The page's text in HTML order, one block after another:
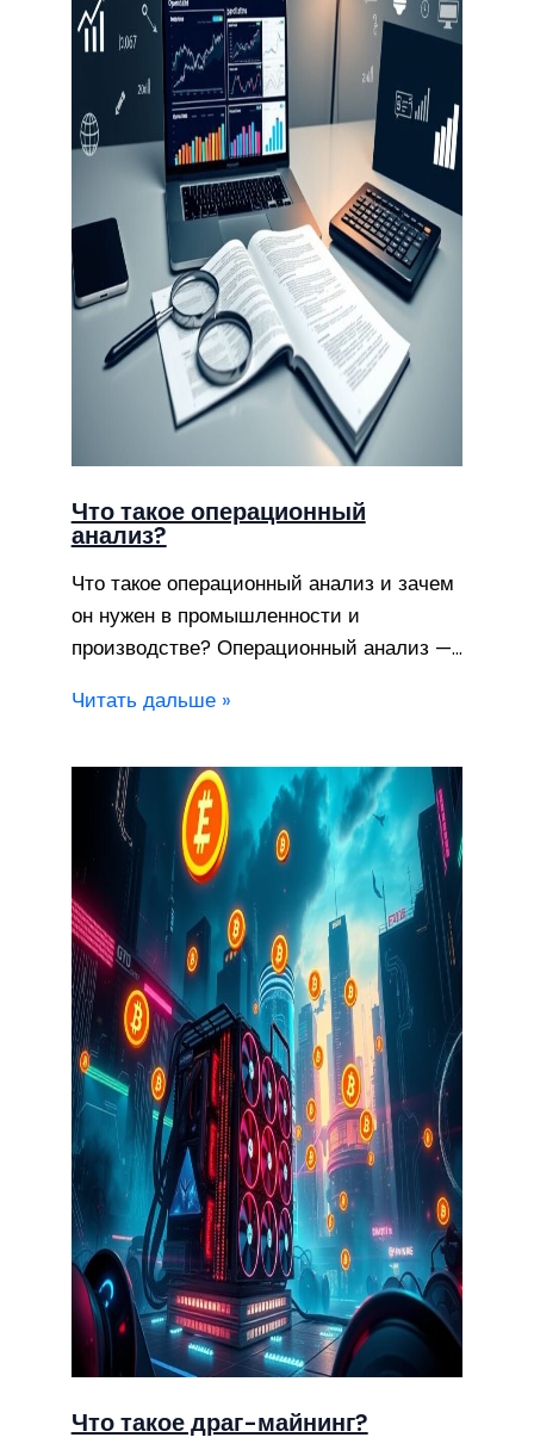
Что такое операционный
анализ?
Что такое операционный анализ и зачем
он нужен в промышленности и
производстве? Операционный анализ —…
Читать дальше »
Что такое драг-майнинг?